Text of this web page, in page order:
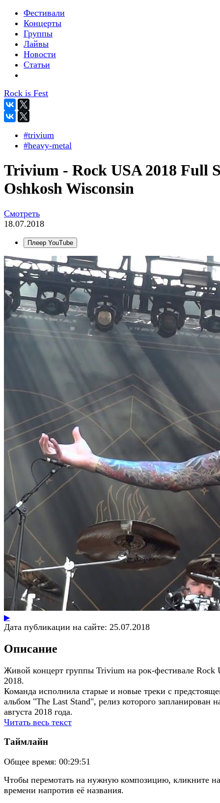
Фестивали
Концерты
Группы
Лайвы
Новости
Статьи
Rock is Fest
#trivium
#heavy-metal
Trivium - Rock USA 2018 Full
Oshkosh Wisconsin
Смотреть
18.07.2018
Плеер YouTube
▶
Дата публикации на сайте: 25.07.2018
Описание
Живой концерт группы Trivium на рок-фестивале Rock
2018.
Команда исполнила старые и новые треки с
альбом "The Last Stand", релиз которого запланирован
августа 2018 года.
Читать весь текст
Таймлайн
Общее время: 00:29:51
Чтобы перемотать на нужную композицию, кликните на
времени напротив её названия.